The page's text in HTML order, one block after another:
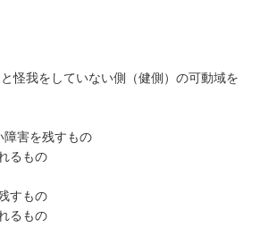
怪我をしていない側（健側）の可動域を
障害を残すもの
るもの
すもの
るもの